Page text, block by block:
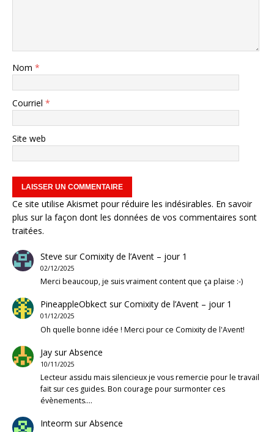
Nom *
Courriel *
Site web
Ce site utilise Akismet pour réduire les indésirables. En savoir
plus sur la façon dont les données de vos commentaires sont
traitées.
Steve surComixity de l’Avent – jour 1
02/12/2025
Merci beaucoup, je suis vraiment content que ça plaise :-)
PineappleObkectsurComixity de l’Avent – jour 1
01/12/2025
Oh quelle bonne idée ! Merci pour ce Comixity de l'Avent!
JaysurAbsence
10/11/2025
Lecteur assidu mais silencieux je vous remercie pour le travail
fait sur ces guides. Bon courage pour surmonter ces
évènements.…
Inteorm surAbsence